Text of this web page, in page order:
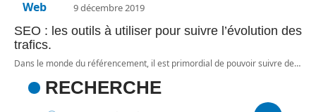
Web 9 décembre 2019
SEO : les outils à utiliser pour suivre l’évolution des
trafics.
Dans le monde du référencement, il est primordial de pouvoir suivre de…
RECHERCHE